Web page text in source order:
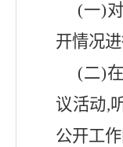
(一)
开情况
(二)
议活动,
公开工